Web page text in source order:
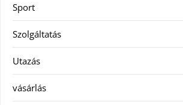
Sport
Szolgáltatás
Utazás
vásárlás